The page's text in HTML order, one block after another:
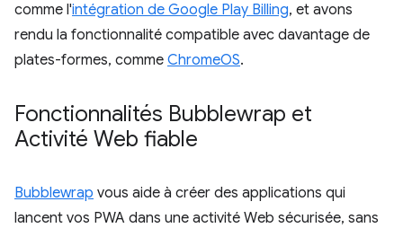
comme l'intégration de Google Play Billing, et avons
rendu la fonctionnalité compatible avec davantage de
plates-formes, comme ChromeOS.
Fonctionnalités Bubblewrap et
Activité Web fiable
Bubblewrap vous aide à créer des applications qui
lancent vos PWA dans une activité Web sécurisée, sans